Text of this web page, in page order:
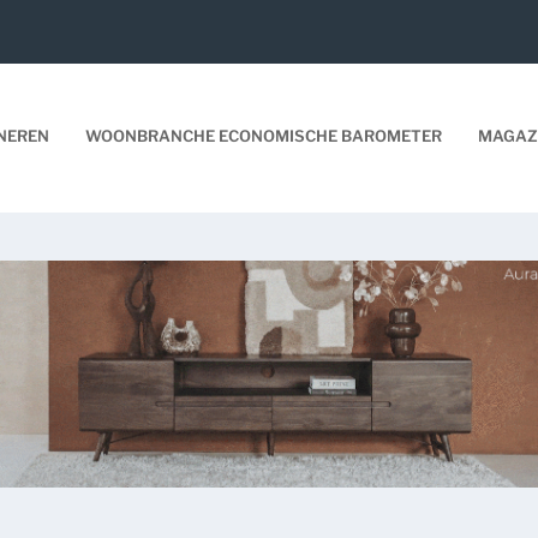
WOONBRANCHE ECONOMISCHE BAROMETER